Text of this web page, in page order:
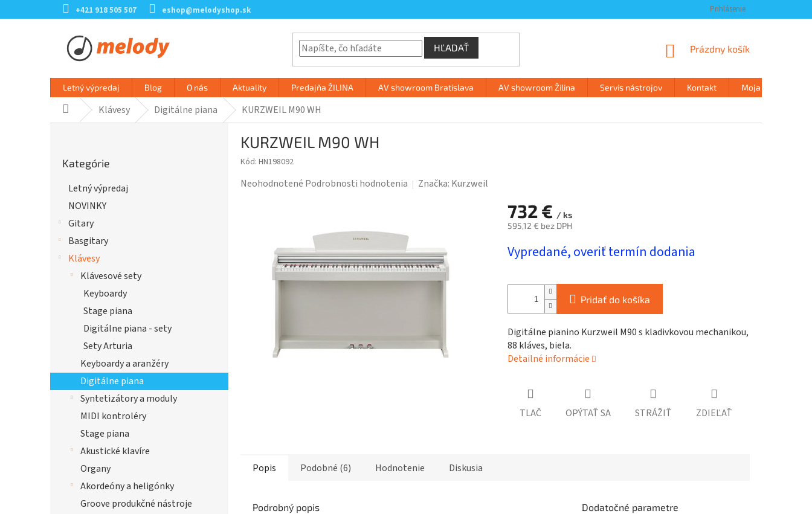
na
+421 918 505 507 eshop@melodyshop.sk Prihlásenie
HĽADAŤ
NÁKUPNÝ
Prázdny košík
Letný výpredaj Blog O nás Aktuality Predajňa ŽILINA AV showroom Bratislava AV showroom Žilina Servis nástrojov Kontakt Moja objednávka
DomovKlávesy Digitálne piana KURZWEIL M90 WH
kategórie
Kategórie
Letný výpredaj
NOVINKY
Gitary
Basgitary
Klávesy
Klávesové sety
Keyboardy
Stage piana
Digitálne piana - sety
Sety Arturia
Keyboardy a aranžéry
Digitálne piana
Syntetizátory a moduly
MIDI kontroléry
Stage piana
Akustické klavíre
Organy
Akordeóny a heligónky
Groove produkčné nástroje
KURZWEIL M90 WH
Kód: HN198092
Priemerné
hviezdičiek.
Neohodnotené Podrobnosti hodnotenia Značka: Kurzweil
732 € / ks
595,12 € bez DPH
cena:
Vypredané, overiť termín dodania
Pridať do košíka
Digitálne pianino Kurzweil M90 s kladivkovou mechanikou,
88 kláves, biela.
Detailné informácie
TLAČ OPÝTAŤ SA STRÁŽIŤ ZDIEĽAŤ
Popis Podobné (6) Hodnotenie Diskusia
Podrobný popis Dodatočné parametre